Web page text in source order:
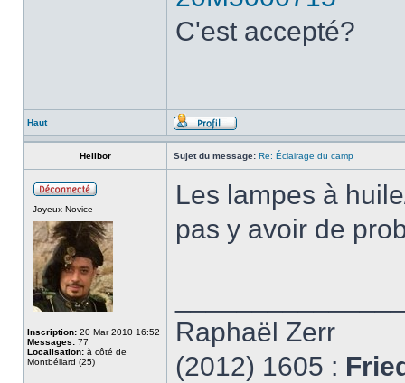
C'est accepté?
Haut
Hellbor Sujet du message: Re: Éclairage du camp
Joyeux Novice
Inscription: 20 Mar 2010 16:52
Messages: 77
Localisation: à côté de
Montbéliard (25)
Les lampes à
pas y avoir de
Raphaël Zerr
(2012) 1605 :